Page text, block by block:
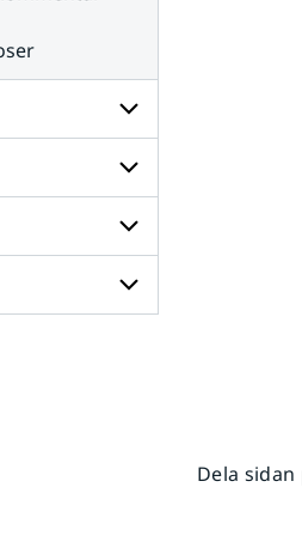
Undersidor
för
Radar
och
satellit
Undersidor
för
Väder
till
havs
Undersidor
för
Dela sidan